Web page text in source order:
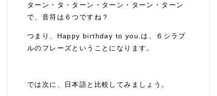
ターン・タ・ターン・ターン・ターン・ターン
で、音符は６つですね？
つまり、Happy birthday to you.は、６シラブ
ルのフレーズということになります。
では次に、日本語と比較してみましょう。